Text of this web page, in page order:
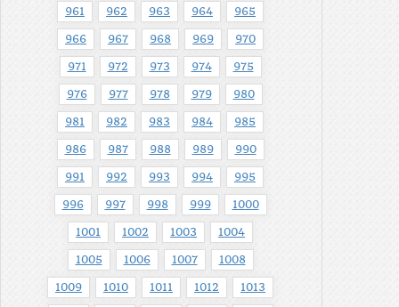
961 962 963 964 965
966 967 968 969 970
971 972 973 974 975
976 977 978 979 980
981 982 983 984 985
986 987 988 989 990
991 992 993 994 995
996 997 998 999 1000
1001 1002 1003 1004
1005 1006 1007 1008
1009 1010 1011 1012 1013